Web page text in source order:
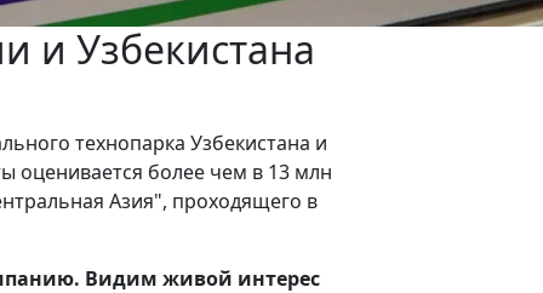
и Узбекистана
технопарка Узбекистана и
оценивается более чем в 13 млн
Азия", проходящего в
Видим живой интерес